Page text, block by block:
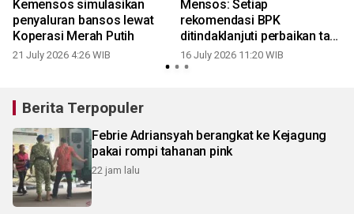
Kemensos simulasikan
penyaluran bansos lewat
Koperasi Merah Putih
21 July 2026 4:26 WIB
Mensos: Setiap
rekomendasi BPK
ditindaklanjuti perbaikan tata
Kelola
16 July 2026 11:20 WIB
Berita Terpopuler
Febrie Adriansyah berangkat ke Kejagung
pakai rompi tahanan pink
22 jam lalu